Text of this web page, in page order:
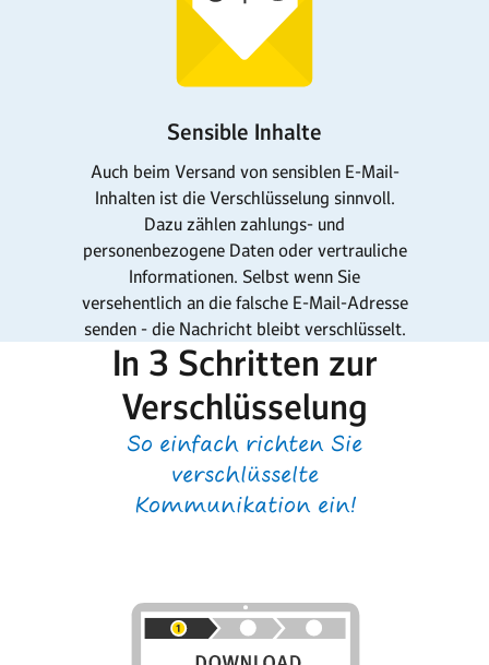
Sensible Inhalte
Auch beim Versand von sensiblen E-Mail-
Inhalten ist die Verschlüsselung sinnvoll.
Dazu zählen zahlungs- und
personenbezogene Daten oder vertrauliche
Informationen. Selbst wenn Sie
versehentlich an die falsche E-Mail-Adresse
senden - die Nachricht bleibt verschlüsselt.
In 3 Schritten zur
Verschlüsselung
So einfach richten Sie
verschlüsselte
Kommunikation ein!